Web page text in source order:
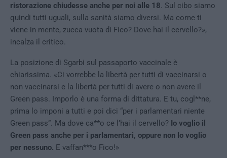
ristorazione chiudesse anche per noi alle 18 . Sul cibo siamo
quindi tutti uguali, sulla sanità siamo diversi. Ma come ti
viene in mente, zucca vuota di Fico? Dove hai il cervello?»,
incalza il critico.
La posizione di Sgarbi sul passaporto vaccinale è
chiarissima. «Ci vorrebbe la libertà per tutti di vaccinarsi o
non vaccinarsi e la libertà per tutti di avere o non avere il
Green pass. Imporlo è una forma di dittatura. E tu, cogl**ne,
prima lo imponi a tutti e poi dici “per i parlamentari niente
Green pass”. Ma dove ca**o ce l’hai il cervello? Io voglio il
Green pass anche per i parlamentari, oppure non lo voglio
per nessuno. E vaffan***o Fico!»